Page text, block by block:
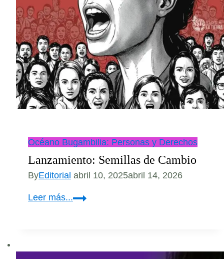
Océano Bugambilia: Personas y Derechos
Lanzamiento: Semillas de Cambio
ByEditorial abril 10, 2025abril 14, 2026
Leer más...Lanzamiento: